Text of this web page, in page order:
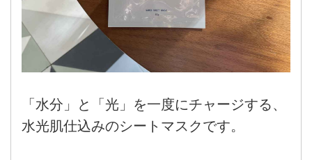
「水分」と「光」を一度にチャージする、
水光肌仕込みのシートマスクです。